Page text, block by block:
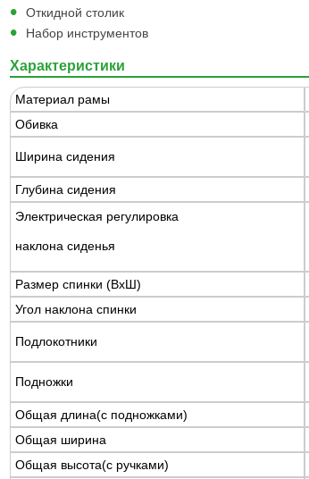
Откидной столик
Набор инструментов
Характеристики
Материал рамы
Обивка
Ширина сидения
Глубина сидения
Электрическая регулировка
наклона сиденья
Размер спинки (ВxШ)
Угол наклона спинки
Подлокотники
Подножки
Общая длина(с подножками)
Общая ширина
Общая высота(с ручками)